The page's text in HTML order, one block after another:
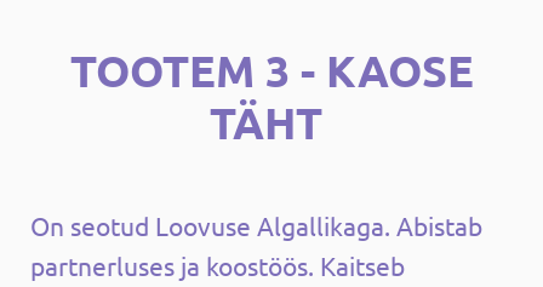
TOOTEM 3 - KAOSE
TÄHT
On seotud Loovuse Algallikaga. Abistab
partnerluses ja koostöös. Kaitseb